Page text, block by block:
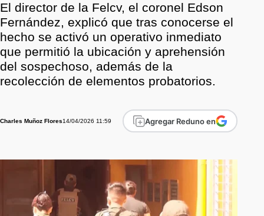
El director de la Felcv, el coronel Edson
Fernández, explicó que tras conocerse el
hecho se activó un operativo inmediato
que permitió la ubicación y aprehensión
del sospechoso, además de la
recolección de elementos probatorios.
Charles Muñoz Flores14/04/2026 11:59 Agregar Reduno en